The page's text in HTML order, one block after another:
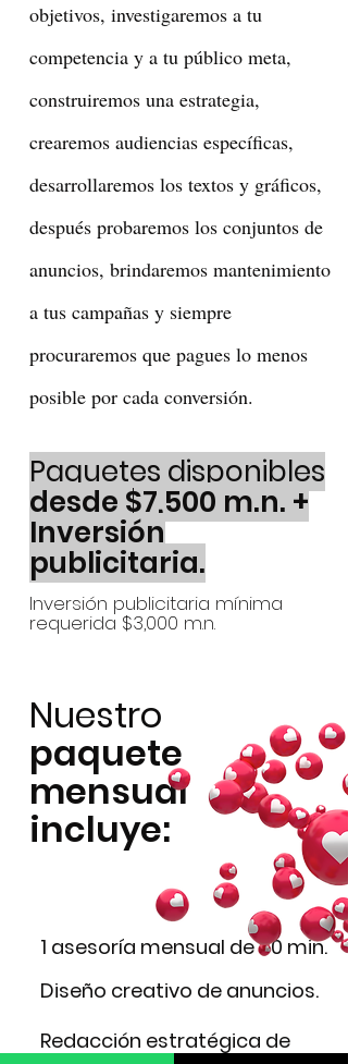
objetivos, investigaremos a tu
competencia y a tu público meta,
construiremos una estrategia,
crearemos audiencias específicas,
desarrollaremos los textos y gráficos,
después probaremos los conjuntos de
anuncios, brindaremos mantenimiento
a tus campañas y siempre
procuraremos que pagues lo menos
posible por cada conversión.
Paquetes disponibles
desde $7,500 m.n. +
Inversión
publicitaria.
Inversión publicitaria mínima
requerida $3,000 m.n.
Nuestro
paquete
mensual
incluye:
1 asesoría mensual de 30 min.
Diseño creativo de anuncios.
Redacción estratégica de